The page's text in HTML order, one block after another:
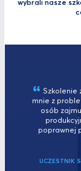
wybrali nasze
Szkolenie
mnie z
osób
poprawnej
UCZESTNIK